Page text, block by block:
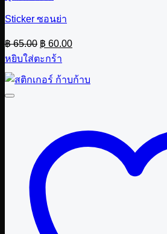
Sticker ซอนย่า
฿65.00 Original
price
was:
฿ 65.00.
฿ 60.00Current
price
฿ 60.00.
หยิบใส่ตะกร้า